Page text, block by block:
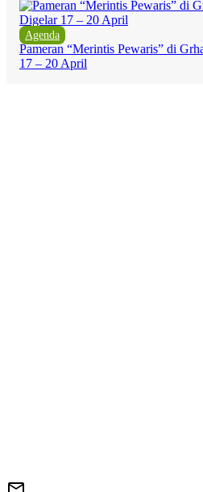
Agenda
Pameran “Merintis Pewaris” di
17 – 20 April